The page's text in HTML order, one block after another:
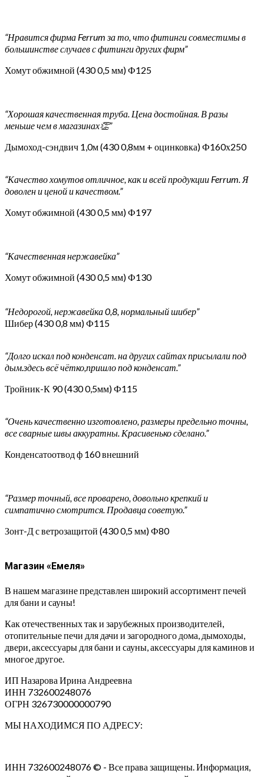
“Нравится фирма Ferrum за то, что фитинги совместимы в
большинстве случаев с фитинги других фирм”
Хомут обжимной (430 0,5 мм) Ф125
“Хорошая качественная труба. Цена достойная. В разы
меньше чем в магазинах👏”
Дымоход-сэндвич 1,0м (430 0,8мм + оцинковка) Ф160х250
“Качество хомутов отличное, как и всей продукции Ferrum. Я
доволен и ценой и качеством.”
Хомут обжимной (430 0,5 мм) Ф197
“Качественная нержавейка”
Хомут обжимной (430 0,5 мм) Ф130
“Недорогой, нержавейка 0,8, нормальный шибер”
Шибер (430 0,8 мм) Ф115
“Долго искал под конденсат. на других сайтах присылали под
дым.здесь всё чётко,пришло под конденсат.”
Тройник-К 90 (430 0,5мм) Ф115
“Очень качественно изготовлено, размеры предельно точны,
все сварные швы аккуратны. Красивенько сделано.”
Конденсатоотвод ф 160 внешний
“Размер точный, все проварено, довольно крепкий и
симпатично смотрится. Продавца советую.”
Зонт-Д с ветрозащитой (430 0,5 мм) Ф80
Магазин «Емеля»
В нашем магазине представлен широкий ассортимент печей
для бани и сауны!
Как отечественных так и зарубежных производителей,
отопительные печи для дачи и загородного дома, дымоходы,
двери, аксессуары для бани и сауны, аксессуары для каминов и
многое другое.
ИП Назарова Ирина Андреевна⁠
ИНН 732600248076
ОГРН 326730000000790
МЫ НАХОДИМСЯ ПО АДРЕСУ:
ИНН 732600248076 © - Все права защищены. Информация,